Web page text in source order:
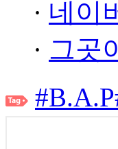
· 네이
· 그곳
#B.A.P